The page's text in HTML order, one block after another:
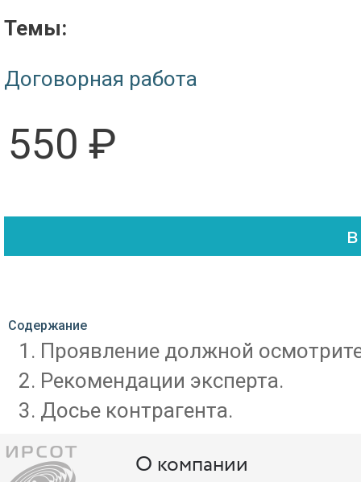
Темы:
Договорная работа
550 ₽
Содержание
Проявление должной
Рекомендации эксперта.
Досье контрагента.
О компании